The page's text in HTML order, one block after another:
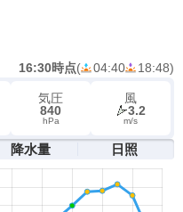
16:30時点( 04:40 18:48)
気圧
840
hPa
風
3.2
m/s
降水量 日照